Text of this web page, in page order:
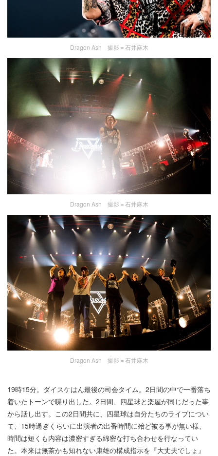
Dragon Ash 撮影＝石井麻木
Dragon Ash 撮影＝石井麻木
Dragon Ash 撮影＝石井麻木
19時15分。ダイスケはん最後の司会タイム。2日間の中で一番落ち
着いたトーンで喋り出した。2日間、四星球と楽屋が同じだった事
から話し出す。この2日間共に、四星球は自分たちのライブについ
て、15時過ぎくらいに出演者の出番時間に殆ど被る事が無い様、
時間は短くも内容は濃密すぎる綿密な打ち合わせを行なってい
た。本来は無茶かも知れない康雄の構成指示を『大丈夫でしょ』